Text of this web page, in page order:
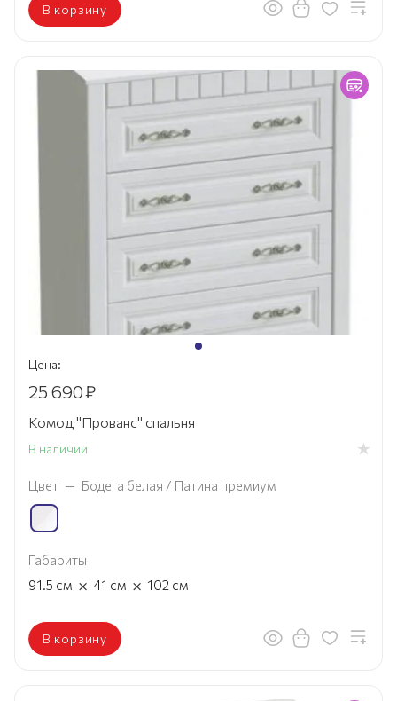
В корзину
Цена:
25 690₽
Комод "Прованс" спальня
В наличии
Цвет — Бодега белая / Патина премиум
Габариты
91.5 см × 41 см × 102 см
В корзину